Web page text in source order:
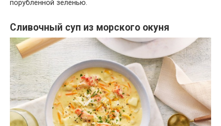
порубленной зеленью.
Сливочный суп из морского окуня